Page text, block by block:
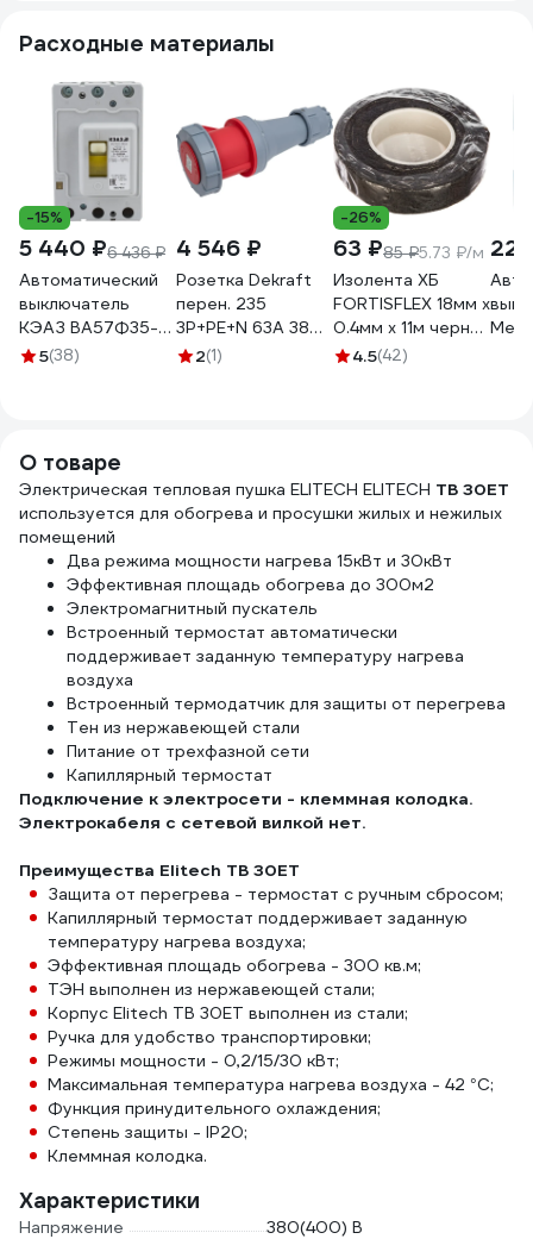
Расходные материалы
-15%
5 440 ₽6 436 ₽
Автоматический
выключатель
КЭАЗ ВА57Ф35-
340010-
5(38)
4 546 ₽
Розетка Dekraft
перен. 235
3Р+РЕ+N 63А 380В
IP67 РП-103
2(1)
-26%
63 ₽85 ₽5.73 ₽/м
Изолента ХБ
FORTISFLEX 18мм х
0.4мм х 11м черная
71242
4.5(42)
22
О товаре
Электрическая тепловая пушка ELITECH ELITECH ТВ 30ЕТ
используется для обогрева и просушки жилых и нежилых
помещений
Два режима мощности нагрева 15кВт и 30кВт
Эффективная площадь обогрева до 300м2
Электромагнитный пускатель
Встроенный термостат автоматически
поддерживает заданную температуру нагрева
воздуха
Встроенный термодатчик для защиты от перегрева
Тен из нержавеющей стали
Питание от трехфазной сети
Капиллярный термостат
Подключение к электросети - клеммная колодка.
Электрокабеля с сетевой вилкой нет.
Преимущества Elitech ТВ 30ЕТ
Защита от перегрева - термостат с ручным сбросом;
Капиллярный термостат поддерживает заданную
температуру нагрева воздуха;
Эффективная площадь обогрева - 300 кв.м;
ТЭН выполнен из нержавеющей стали;
Корпус Elitech ТВ 30ЕТ выполнен из стали;
Ручка для удобство транспортировки;
Режимы мощности - 0,2/15/30 кВт;
Максимальная температура нагрева воздуха - 42 °С;
Функция принудительного охлаждения;
Степень защиты - IP20;
Клеммная колодка.
Характеристики
Напряжение
380(400) В